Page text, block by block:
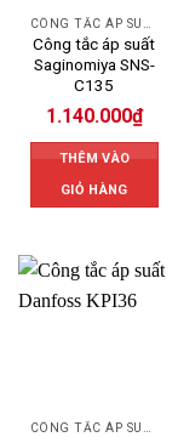
Công tắc áp suất
Saginomiya SNS-
C135
1.140.000₫
THÊM VÀO
GIỎ HÀNG